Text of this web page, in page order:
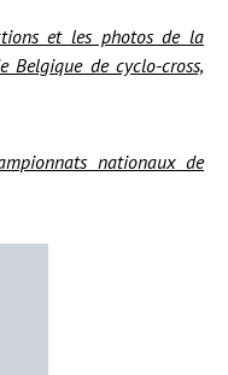
et les photos de la
Belgique de cyclo-cross,
nationaux de